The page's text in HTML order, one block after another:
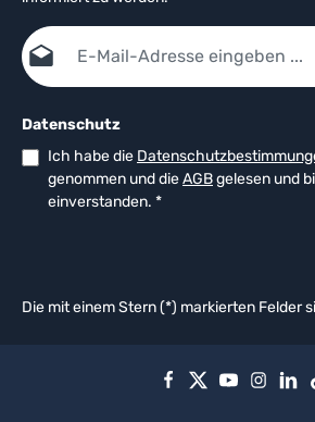
E-Mail-Adresse*
Datenschutz
Ich habe die
genommen und dieAGBgelesen und
einverstanden. *
Die mit einem Stern (*) markierten Felder